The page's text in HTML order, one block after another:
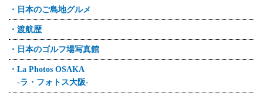
・日本のご島地グルメ
・渡航歴
・日本のゴルフ場写真館
・La Photos OSAKA
-ラ・フォトス大阪-